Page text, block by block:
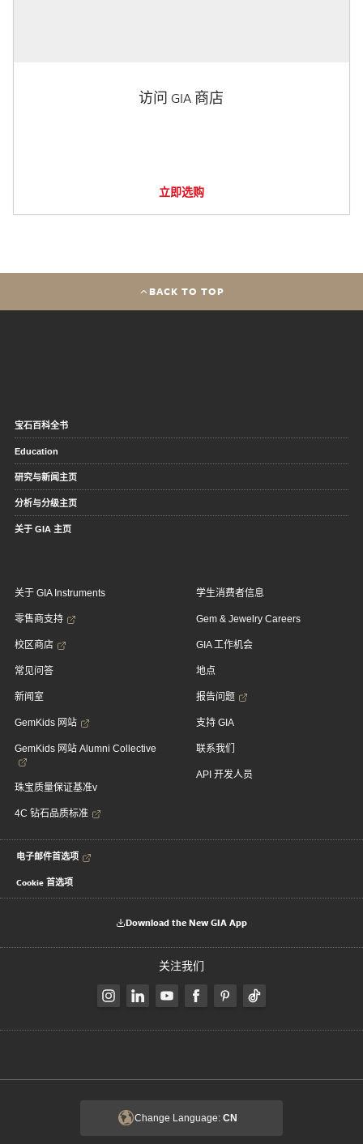
访问 GIA 商店
立即选购
BACK TO TOP
宝石百科全书
Education
研究与新闻主页
分析与分级主页
关于 GIA 主页
关于 GIA Instruments
零售商支持
校区商店
常见问答
新闻室
GemKids 网站
GemKids 网站 Alumni Collective
珠宝质量保证基准v
4C 钻石品质标准
学生消费者信息
Gem & Jewelry Careers
GIA 工作机会
地点
报告问题
支持 GIA
联系我们
API 开发人员
电子邮件首选项
Cookie 首选项
Download the New GIA App
关注我们
Change Language: CN